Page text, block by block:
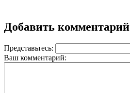
Добавить комментарий
Представьтесь:
Ваш комментарий: